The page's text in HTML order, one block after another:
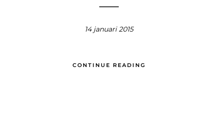
14 januari 2015
CONTINUE READING